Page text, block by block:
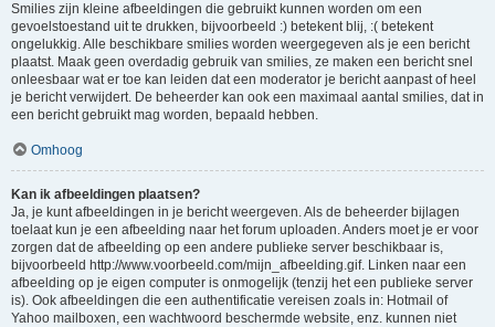
Smilies zijn kleine afbeeldingen die gebruikt kunnen worden om een
gevoelstoestand uit te drukken, bijvoorbeeld :) betekent blij, :( betekent
ongelukkig. Alle beschikbare smilies worden weergegeven als je een bericht
plaatst. Maak geen overdadig gebruik van smilies, ze maken een bericht snel
onleesbaar wat er toe kan leiden dat een moderator je bericht aanpast of heel
je bericht verwijdert. De beheerder kan ook een maximaal aantal smilies, dat in
een bericht gebruikt mag worden, bepaald hebben.
Omhoog
Kan ik afbeeldingen plaatsen?
Ja, je kunt afbeeldingen in je bericht weergeven. Als de beheerder bijlagen
toelaat kun je een afbeelding naar het forum uploaden. Anders moet je er voor
zorgen dat de afbeelding op een andere publieke server beschikbaar is,
bijvoorbeeld http://www.voorbeeld.com/mijn_afbeelding.gif. Linken naar een
afbeelding op je eigen computer is onmogelijk (tenzij het een publieke server
is). Ook afbeeldingen die een authentificatie vereisen zoals in: Hotmail of
Yahoo mailboxen, een wachtwoord beschermde website, enz. kunnen niet